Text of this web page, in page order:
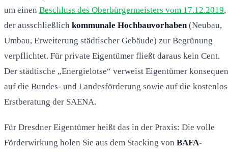
um einen Beschluss des Oberbürgermeisters vom 17.12.2019,
der ausschließlich kommunale Hochbauvorhaben (Neubau,
Umbau, Erweiterung städtischer Gebäude) zur Begrünung
verpflichtet. Für private Eigentümer fließt daraus kein Cent.
Der städtische „Energielotse“ verweist Eigentümer
auf die Bundes- und Landesförderung sowie auf die
Erstberatung der SAENA.
Für Dresdner Eigentümer heißt das in der Praxis: Die volle
Förderwirkung holen Sie aus dem Stacking von BAFA-